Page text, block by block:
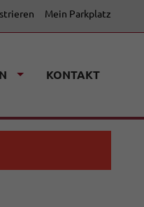
Mein Parkplatz
KONTAKT